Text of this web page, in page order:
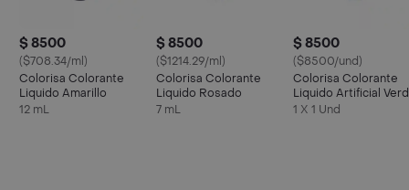
$ 8500
($708.34/ml)
Colorisa Colorante
Liquido Amarillo
12 mL
$ 8500
($1214.29/ml)
Colorisa Colorante
Liquido Rosado
7 mL
$ 8500
($8500/und)
Colorisa Colorante
Liquido Artificial
1 X 1 Und